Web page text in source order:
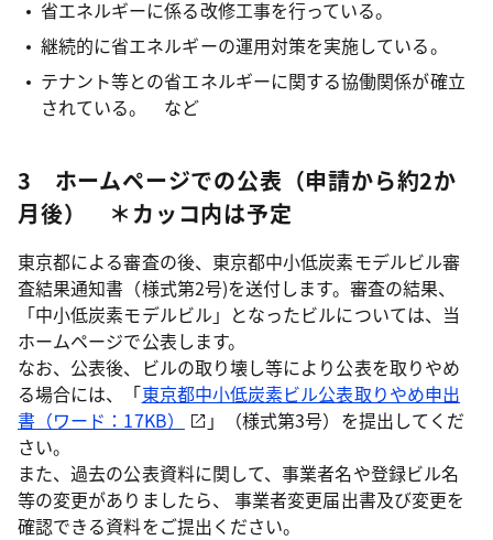
省エネルギーに係る改修工事を行っている。
継続的に省エネルギーの運用対策を実施している。
テナント等との省エネルギーに関する協働関係が確立
されている。 など
3 ホームページでの公表（申請から約2か
月後） ＊カッコ内は予定
東京都による審査の後、東京都中小低炭素モデルビル審
査結果通知書（様式第2号)を送付します。審査の結果、
「中小低炭素モデルビル」となったビルについては、当
ホームページで公表します。
なお、公表後、ビルの取り壊し等により公表を取りやめ
る場合には、「東京都中小低炭素ビル公表取りやめ申出
書（ワード：17KB）
」（様式第3号）を提出してくだ
さい。
また、過去の公表資料に関して、事業者名や登録ビル名
等の変更がありましたら、 事業者変更届出書及び変更を
確認できる資料をご提出ください。